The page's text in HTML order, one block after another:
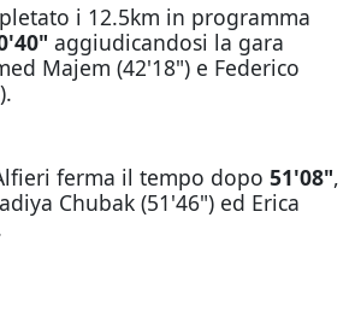
i 12.5km in programma
aggiudicandosi la gara
Majem (42'18") e Federico
ferma il tempo dopo 51'08",
Chubak (51'46") ed Erica